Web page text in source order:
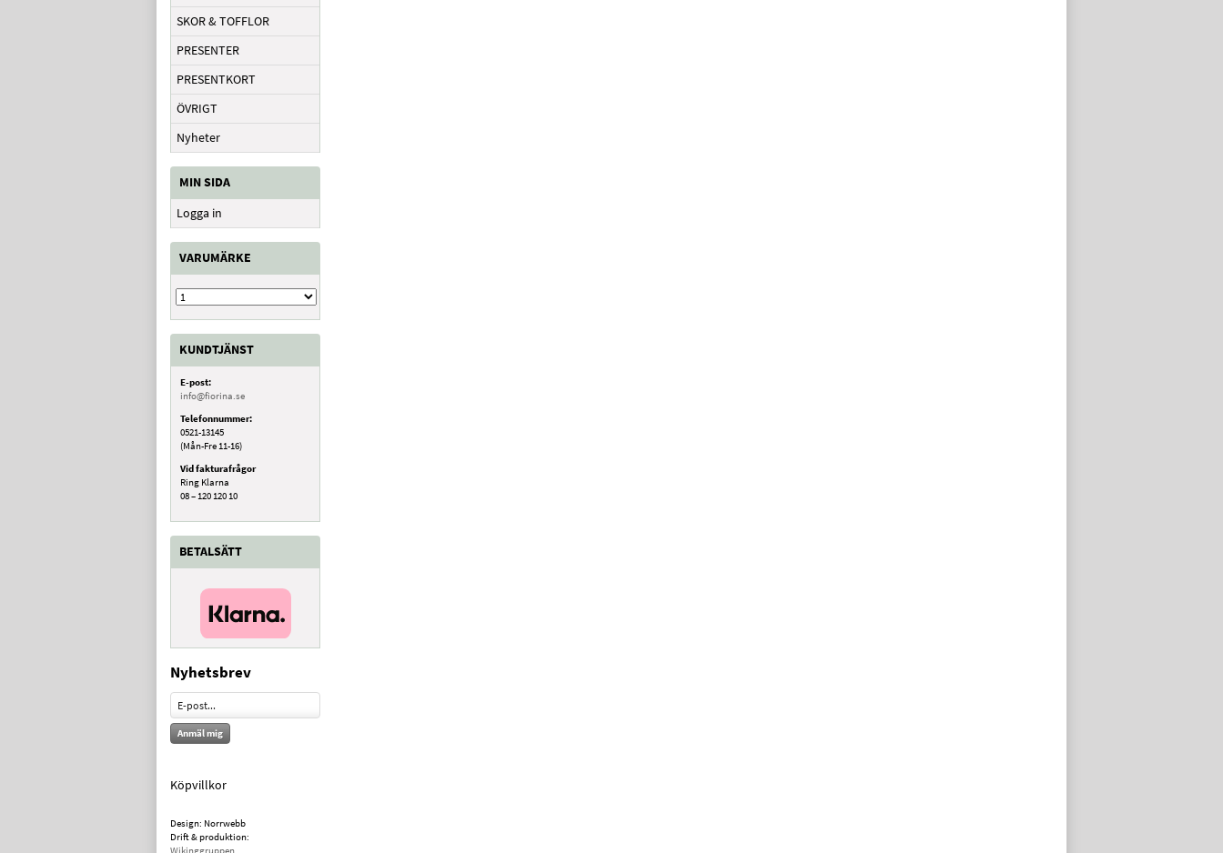
SKOR & TOFFLOR
PRESENTER
PRESENTKORT
ÖVRIGT
Nyheter
MIN SIDA
Logga in
VARUMÄRKE
KUNDTJÄNST
E-post:
info@fiorina.se
Telefonnummer:
0521-13145
(Mån-Fre 11-16)
Vid fakturafrågor
Ring Klarna
08 – 120 120 10
BETALSÄTT
Nyhetsbrev
Anmäl mig
Köpvillkor
Design: Norrwebb
Drift & produktion:
Wikinggruppen